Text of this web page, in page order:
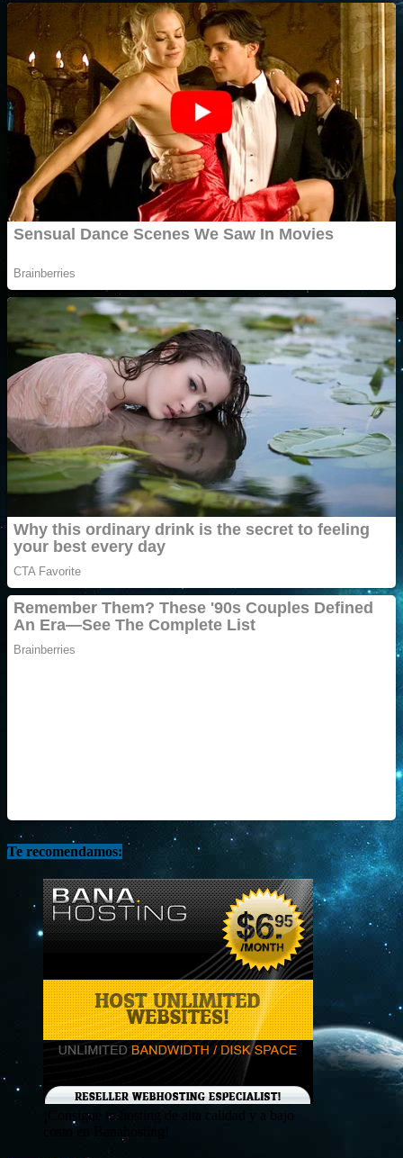
Te recomendamos:
¡Consigue tu hosting de alta calidad y a bajo
costo en Banahosting!